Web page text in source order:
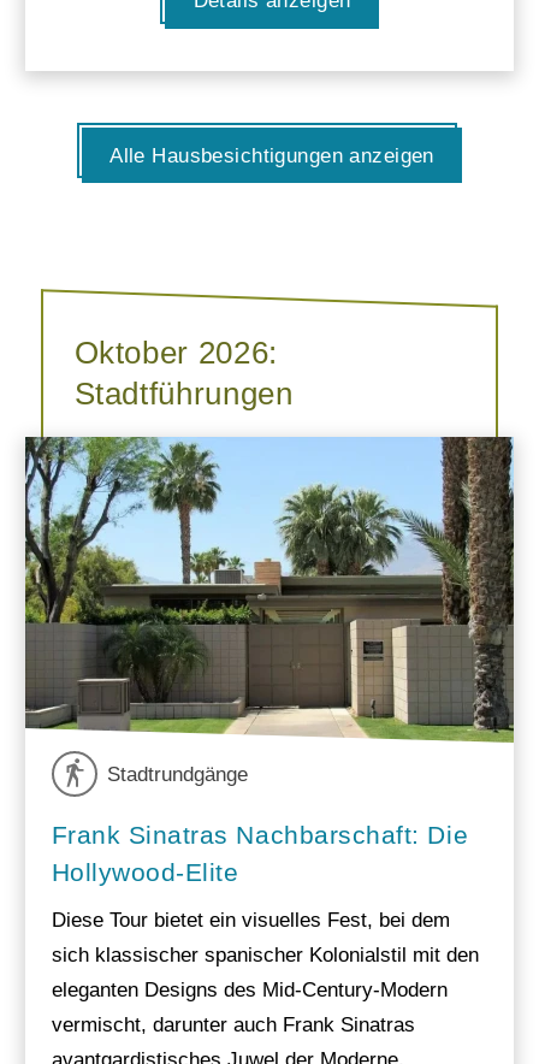
Alle Hausbesichtigungen anzeigen
Oktober 2026:
Stadtführungen
Stadtrundgänge
Frank Sinatras Nachbarschaft: Die
Hollywood-Elite
Diese Tour bietet ein visuelles Fest, bei dem
sich klassischer spanischer Kolonialstil mit den
eleganten Designs des Mid-Century-Modern
vermischt, darunter auch Frank Sinatras